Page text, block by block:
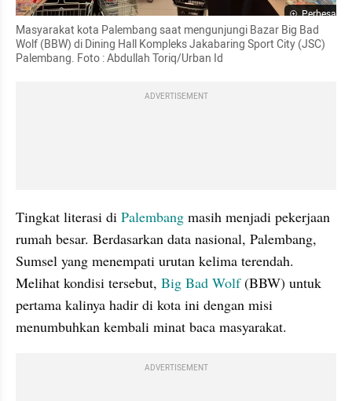
Perbesar
Masyarakat kota Palembang saat mengunjungi Bazar Big Bad
Wolf (BBW) di Dining Hall Kompleks Jakabaring Sport City (JSC)
Palembang. Foto : Abdullah Toriq/Urban Id
ADVERTISEMENT
Tingkat literasi di Palembang masih menjadi pekerjaan
rumah besar. Berdasarkan data nasional, Palembang,
Sumsel yang menempati urutan kelima terendah.
Melihat kondisi tersebut, Big Bad Wolf (BBW) untuk
pertama kalinya hadir di kota ini dengan misi
menumbuhkan kembali minat baca masyarakat.
ADVERTISEMENT